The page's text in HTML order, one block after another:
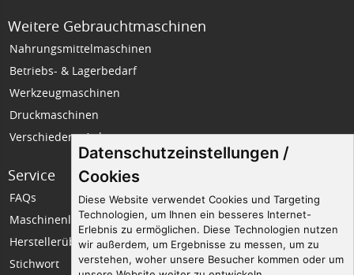
Datenschutzeinstellungen /
Cookies
Diese Website verwendet Cookies und Targeting
Technologien, um Ihnen ein besseres Internet-
Erlebnis zu ermöglichen. Diese Technologien nutzen
wir außerdem, um Ergebnisse zu messen, um zu
verstehen, woher unsere Besucher kommen oder um
Weitere Gebrauchtmaschinen
Nahrungsmittelmaschinen
Betriebs- & Lagerbedarf
Werkzeugmaschinen
Druckmaschinen
Verschiedene Anlagen
Service
FAQs
Maschinenlexikon
Herstellerübersicht
Stichwort
Wir über uns
Impressum
Datenschutz
Seitenempfehlung